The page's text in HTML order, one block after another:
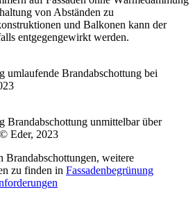
von Abständen zu
und Balkonen kann der
entgegengewirkt werden.
umlaufende Brandabschottung bei
Brandabschottung unmittelbar über
Eder, 2023
Brandabschottungen, weitere
zu finden in Fassadenbegrünung